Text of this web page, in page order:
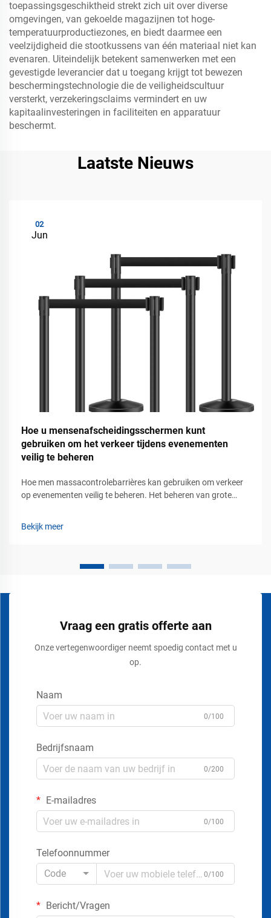
toepassingsgeschiktheid strekt zich uit over diverse
omgevingen, van gekoelde magazijnen tot hoge-
temperatuurproductiezones, en biedt daarmee een
veelzijdigheid die stootkussens van één materiaal niet kan
evenaren. Uiteindelijk betekent samenwerken met een
gevestigde leverancier dat u toegang krijgt tot bewezen
beschermingstechnologie die de veiligheidscultuur
versterkt, verzekeringsclaims vermindert en uw
kapitaalinvesteringen in faciliteiten en apparatuur
beschermt.
Laatste Nieuws
02
Jun
Hoe u mensenafscheidingsschermen kunt
gebruiken om het verkeer tijdens evenementen
veilig te beheren
Hoe men massacontrolebarrières kan gebruiken om verkeer
op evenementen veilig te beheren. Het beheren van grote
openbare bijeenkomsten vereist meer dan alleen het plaatsen
Bekijk meer
Vraag een gratis offerte aan
Onze vertegenwoordiger neemt spoedig contact met u
op.
Naam
0/100
Bedrijfsnaam
0/200
E-mailadres
0/100
Telefoonnummer
Code
0/100
Bericht/Vragen